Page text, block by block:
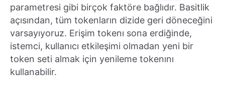
parametresi gibi birçok faktöre bağlıdır. Basitlik
açısından, tüm tokenların dizide geri döneceğini
varsayıyoruz. Erişim tokenı sona erdiğinde,
istemci, kullanıcı etkileşimi olmadan yeni bir
token seti almak için yenileme tokenını
kullanabilir.